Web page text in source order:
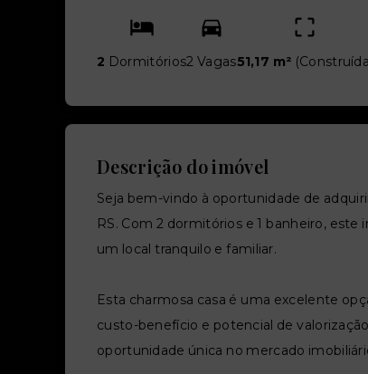
2 Dormitórios2 Vagas51,17 m² (
Descrição do imóvel
Seja bem-vindo à oportunidade de
RS. Com 2 dormitórios e 1 banheiro,
um local tranquilo e familiar.
Esta charmosa casa é uma excelente
custo-benefício e potencial de
oportunidade única no mercado